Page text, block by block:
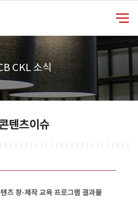
CKL 소식
텐츠이슈
츠 창·제작 교육 프로그램 결과물